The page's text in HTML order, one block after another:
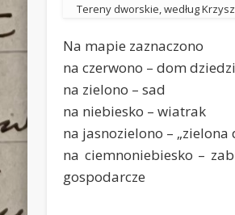
Tereny dworskie, według
Na mapie zaznaczono
na czerwono – dom
na zielono – sad
na niebiesko – wiatrak
na jasnozielono – „zielona
na ciemnoniebiesko –
gospodarcze